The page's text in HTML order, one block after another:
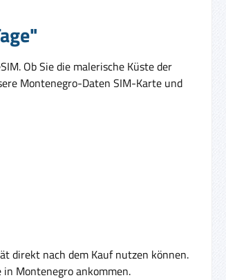
Ob Sie die malerische Küste der
Montenegro-Daten SIM-Karte und
direkt nach dem Kauf nutzen können.
Montenegro ankommen.